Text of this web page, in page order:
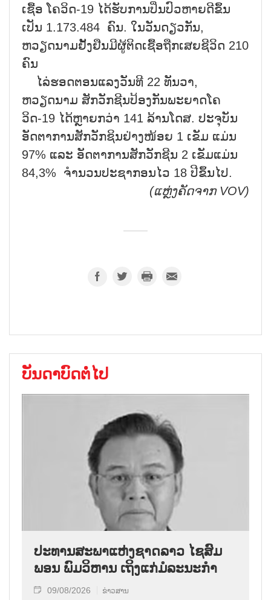
ເຊື້ອ ໂຄວິດ-19 ໄດ້ຮັບການປິ່ນປົວຫາຍດີຂຶ້ນ
ເປັນ 1.173.484 ຄົນ. ໃນວັນດຽວກັນ,
ຫວຽດນາມຢັ້ງຢືນມີຜູ້ຕິດເຊື້ອຖືກເສຍຊີວິດ 210
ຄົນ
ໄລ່ຮອດຕອນແລງວັນທີ 22 ທັນວາ,
ຫວຽດນາມ ສັກວັກຊີນປ້ອງກັນພະຍາດໂຄ
ວິດ-19 ໄດ້ຫຼາຍກວ່າ 141 ລ້ານໂດສ. ປະຈຸບັນ
ອັດຕາການສັກວັກຊິນຢ່າງໜ້ອຍ 1 ເຂັມ ແມ່ນ
97% ແລະ ອັດຕາການສັກວັກຊີນ 2 ເຂັມແມ່ນ
84,3% ຈຳນວນປະຊາກອນໄວ 18 ປີຂຶ້ນໄປ.
(ແຫຼ່ງຄັດຈາກ VOV)
ບັນດາບົດຕໍ່ໄປ
ປະທານສະພາແຫ່ງຊາດລາວ ໄຊສົມ
ພອນ ພົມວິຫານ ເຖິງແກ່ມໍລະນະກຳ
09/08/2026 ຂ່າວສານ